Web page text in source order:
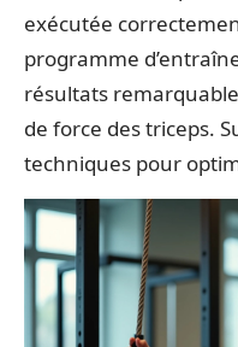
exécutée
programme
résultats
de force des triceps.
techniques pour